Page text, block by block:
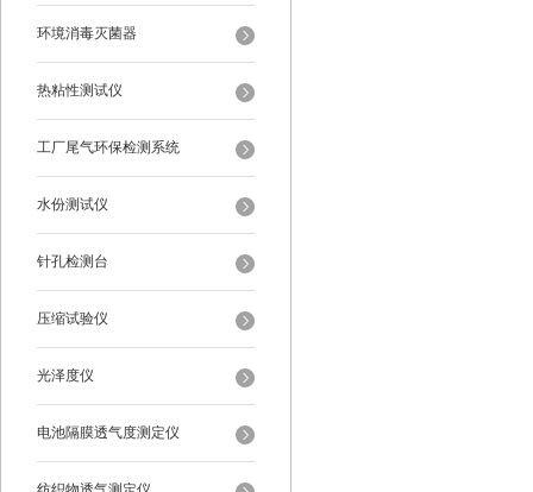
环境消毒灭菌器
热粘性测试仪
工厂尾气环保检测系统
水份测试仪
针孔检测台
压缩试验仪
光泽度仪
电池隔膜透气度测定仪